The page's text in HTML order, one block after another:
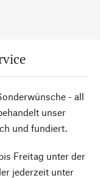
- all
unser
und fundiert.
Freitag unter der
jederzeit unter